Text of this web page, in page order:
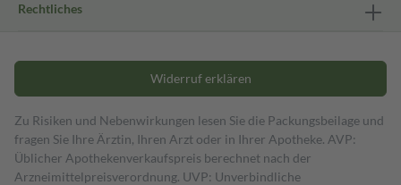
Rechtliches
Widerruf erklären
Zu Risiken und Nebenwirkungen lesen Sie die Packungsbeilage und
fragen Sie Ihre Ärztin, Ihren Arzt oder in Ihrer Apotheke. AVP:
Üblicher Apothekenverkaufspreis berechnet nach der
Arzneimittelpreisverordnung. UVP: Unverbindliche